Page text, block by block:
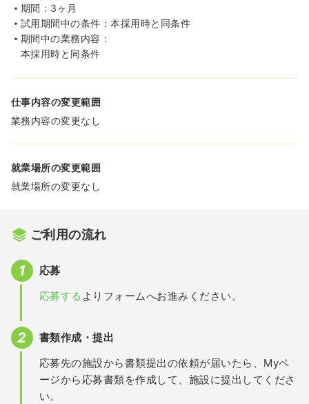
期間：3ヶ月
試用期間中の条件：本採用時と同条件
期間中の業務内容：
本採用時と同条件
仕事内容の変更範囲
業務内容の変更なし
就業場所の変更範囲
就業場所の変更なし
ご利用の流れ
応募
応募する よりフォームへお進みください。
書類作成・提出
応募先の施設から書類提出の依頼が届いたら、Myペ
ージから応募書類を作成して、施設に提出してくださ
い。